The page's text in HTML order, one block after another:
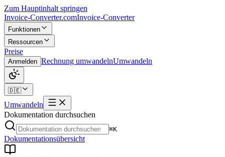
Zum Hauptinhalt springen
Invoice-Converter.comInvoice-Converter
Funktionen
Ressourcen
Preise
Anmelden Rechnung umwandelnUmwandeln
🇩🇪
Umwandeln
Dokumentation durchsuchen
⌘K
Dokumentationsübersicht